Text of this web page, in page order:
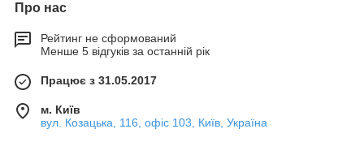
Про нас
Рейтинг не сформований
Менше 5 відгуків за останній рік
Працює з 31.05.2017
м. Київ
вул. Козацька, 116, офіс 103, Київ, Україна